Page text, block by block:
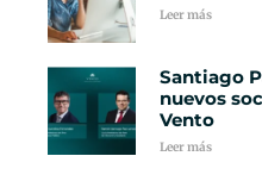
Leer más
Santiago
nuevos
Vento
Leer más